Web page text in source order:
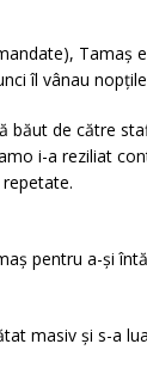
Tamaș
îl vânau
băut de către
i-a reziliat
pentru a-și
masiv și s-a